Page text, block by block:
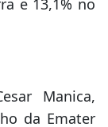
Manica,
da Emater